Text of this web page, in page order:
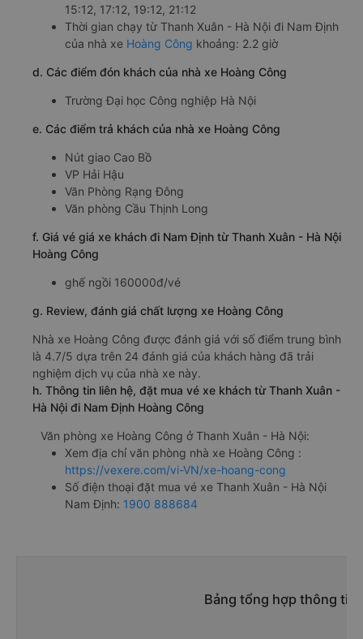
15:12, 17:12, 19:12, 21:12
Thời gian chạy từ Thanh Xuân - Hà Nội đi Nam Định
của nhà xe Hoàng Công khoảng: 2.2 giờ
d. Các điểm đón khách của nhà xe Hoàng Công
Trường Đại học Công nghiệp Hà Nội
e. Các điểm trả khách của nhà xe Hoàng Công
Nút giao Cao Bồ
VP Hải Hậu
Văn Phòng Rạng Đông
Văn phòng Cầu Thịnh Long
f. Giá vé giá xe khách đi Nam Định từ Thanh Xuân - Hà Nội
Hoàng Công
ghế ngồi 160000đ/vé
g. Review, đánh giá chất lượng xe Hoàng Công
Nhà xe Hoàng Công được đánh giá với số điểm trung bình
là 4.7/5 dựa trên 24 đánh giá của khách hàng đã trải
nghiệm dịch vụ của nhà xe này.
h. Thông tin liên hệ, đặt mua vé xe khách từ Thanh Xuân -
Hà Nội đi Nam Định Hoàng Công
Văn phòng xe Hoàng Công ở Thanh Xuân - Hà Nội:
Xem địa chỉ văn phòng nhà xe Hoàng Công :
https://vexere.com/vi-VN/xe-hoang-cong
Số điện thoại đặt mua vé xe Thanh Xuân - Hà Nội
Nam Định: 1900 888684
Bảng tổng hợp thông tin